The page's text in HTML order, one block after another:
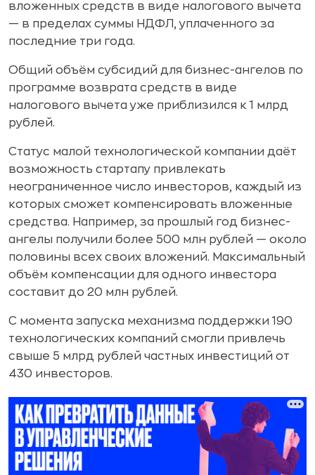
вложенных средств в виде налогового вычета
— в пределах суммы НДФЛ, уплаченного за
последние три года.
Общий объём субсидий для бизнес-ангелов по
программе возврата средств в виде
налогового вычета уже приблизился к 1 млрд
рублей.
Статус малой технологической компании даёт
возможность стартапу привлекать
неограниченное число инвесторов, каждый из
которых сможет компенсировать вложенные
средства. Например, за прошлый год бизнес-
ангелы получили более 500 млн рублей — около
половины всех своих вложений. Максимальный
объём компенсации для одного инвестора
составит до 20 млн рублей.
С момента запуска механизма поддержки 190
технологических компаний смогли привлечь
свыше 5 млрд рублей частных инвестиций от
430 инвесторов.